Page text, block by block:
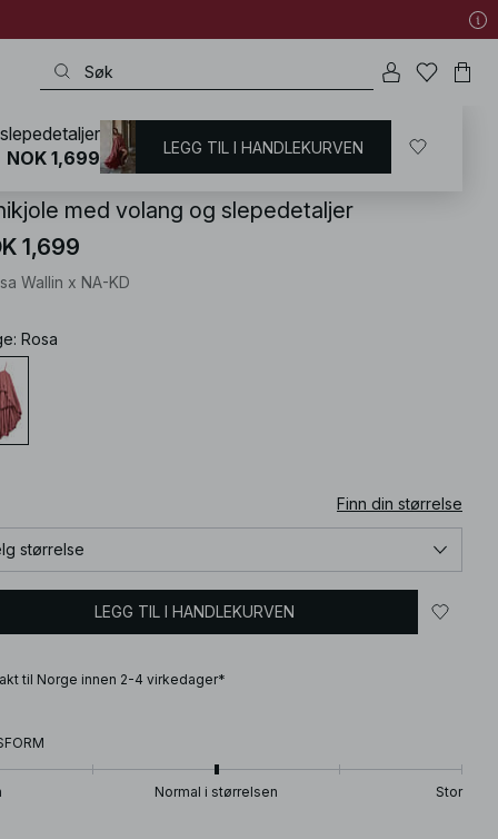
/ Kjoler / Kjoler til konfirmasjon
med volang og slepedetaljer
1,699
Wallin x NA-KD
: Rosa
Finn din størrelse
størrelse
LEGG TIL I HANDLEKURVEN
til Norge innen 2-4 virkedager*
Normal i størrelsen Stor
NOK 1,699
LEGG TIL I HANDLEKURVEN